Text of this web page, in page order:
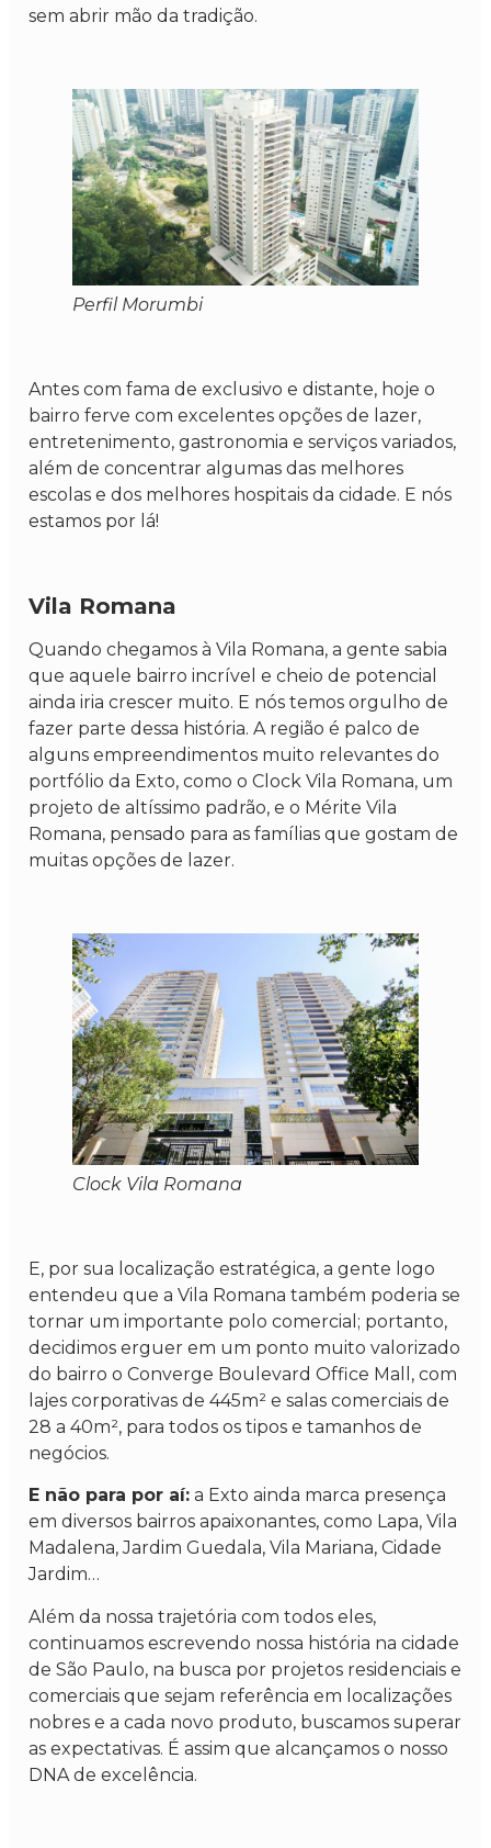
sem abrir mão da tradição.
Perfil Morumbi
Antes com fama de exclusivo e distante, hoje o
bairro ferve com excelentes opções de lazer,
entretenimento, gastronomia e serviços variados,
além de concentrar algumas das melhores
escolas e dos melhores hospitais da cidade. E nós
estamos por lá!
Vila Romana
Quando chegamos à Vila Romana, a gente sabia
que aquele bairro incrível e cheio de potencial
ainda iria crescer muito. E nós temos orgulho de
fazer parte dessa história. A região é palco de
alguns empreendimentos muito relevantes do
portfólio da Exto, como o Clock Vila Romana, um
projeto de altíssimo padrão, e o Mérite Vila
Romana, pensado para as famílias que gostam de
muitas opções de lazer.
Clock Vila Romana
E, por sua localização estratégica, a gente logo
entendeu que a Vila Romana também poderia se
tornar um importante polo comercial; portanto,
decidimos erguer em um ponto muito valorizado
do bairro o Converge Boulevard Office Mall, com
lajes corporativas de 445m² e salas comerciais de
28 a 40m², para todos os tipos e tamanhos de
negócios.
E não para por aí: a Exto ainda marca presença
em diversos bairros apaixonantes, como Lapa, Vila
Madalena, Jardim Guedala, Vila Mariana, Cidade
Jardim…
Além da nossa trajetória com todos eles,
continuamos escrevendo nossa história na cidade
de São Paulo, na busca por projetos residenciais e
comerciais que sejam referência em localizações
nobres e a cada novo produto, buscamos superar
as expectativas. É assim que alcançamos o nosso
DNA de excelência.